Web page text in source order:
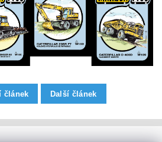
článek Další článek